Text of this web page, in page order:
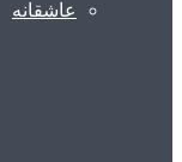
عاشقانه